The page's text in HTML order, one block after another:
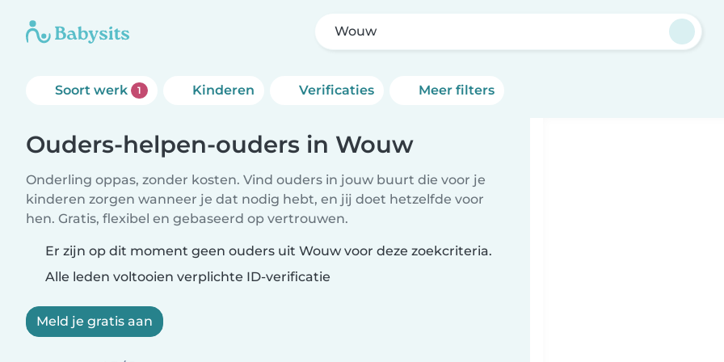
Wouw
Soort werk 1 Kinderen Verificaties Meer filters
Ouders-helpen-ouders in Wouw
Onderling oppas, zonder kosten. Vind ouders in jouw buurt die voor je
kinderen zorgen wanneer je dat nodig hebt, en jij doet hetzelfde voor
hen. Gratis, flexibel en gebaseerd op vertrouwen.
Er zijn op dit moment geen ouders uit Wouw voor deze zoekcriteria.
Alle leden voltooien verplichte ID-verificatie
Meld je gratis aan